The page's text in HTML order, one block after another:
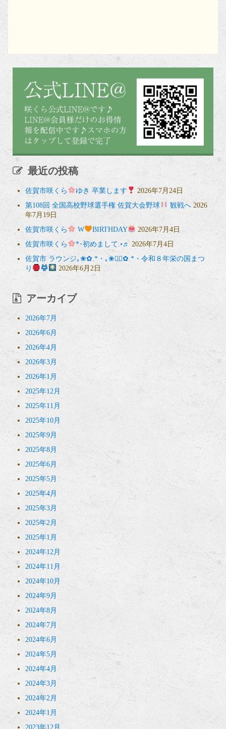
最近の投稿
佐賀市咲くら ゆき 卒業します
2026年7月24日
第108回 全国高校野球選手権 佐賀大会野球
観戦へ 2026
年7月19日
佐賀市咲くら
W BIRTHDAY
2026年7月4日
佐賀市咲くら
*･初めまして.•♬ 2026年7月4日
佐賀市 ラウンジ｡❀✿.*・｡❀❁⃘✿.*・令和８年栄の国まつ
り
2026年6月2日
アーカイブ
2026年7月
2026年6月
2026年4月
2026年3月
2026年1月
2025年12月
2025年11月
2025年10月
2025年9月
2025年8月
2025年6月
2025年5月
2025年4月
2025年3月
2025年2月
2025年1月
2024年12月
2024年11月
2024年10月
2024年9月
2024年8月
2024年7月
2024年6月
2024年5月
2024年4月
2024年3月
2024年2月
2024年1月
2023年12月